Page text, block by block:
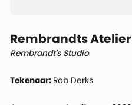
Rembrandts Atelier
Rembrandt's Studio
Tekenaar: Rob Derks